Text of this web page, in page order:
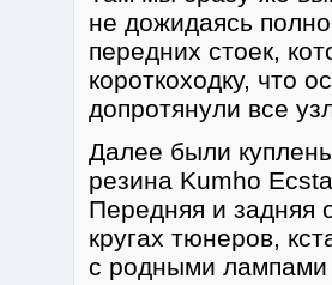
не дожидаясь
передних стоек,
короткоходку, что
допротянули все
Далее были
резина Kumho
Передняя и задняя
кругах тюнеров,
с родными